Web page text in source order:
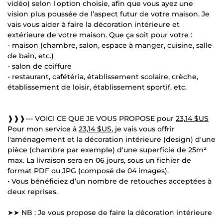
vidéo) selon l'option choisie, afin que vous ayez une
vision plus poussée de l’aspect futur de votre maison. Je
vais vous aider à faire la décoration intérieure et
extérieure de votre maison. Que ça soit pour votre :
- maison (chambre, salon, espace à manger, cuisine, salle
de bain, etc.)
- salon de coiffure
- restaurant, cafétéria, établissement scolaire, crèche,
établissement de loisir, établissement sportif, etc.
❱❱❱--- VOICI CE QUE JE VOUS PROPOSE pour 23,14 $US
Pour mon service à 23,14 $US, je vais vous offrir
l'aménagement et la décoration intérieure (design) d'une
pièce (chambre par exemple) d'une superficie de 25m²
max. La livraison sera en 06 jours, sous un fichier de
format PDF ou JPG (composé de 04 images).
• Vous bénéficiez d’un nombre de retouches acceptées à
deux reprises.
➤➤ NB : Je vous propose de faire la décoration intérieure